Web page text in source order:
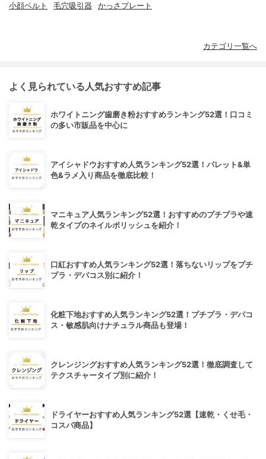
小顔ベルト 毛穴吸引器 かっさプレート
カテゴリ一覧へ
よく見られている人気おすすめ記事
ホワイトニング歯磨き粉おすすめランキング52選！口コミ
の多い市販品を中心に
アイシャドウおすすめ人気ランキング52選！パレット&単
色&ラメ入り商品を徹底比較！
マニキュア人気ランキング52選！おすすめのプチプラや速
乾タイプのネイルポリッシュを紹介！
口紅おすすめ人気ランキング52選！落ちないリップをプチ
プラ・デパコス別に紹介！
化粧下地おすすめ人気ランキング52選！プチプラ・デパコ
ス・敏感肌向けナチュラル商品も登場！
クレンジングおすすめ人気ランキング52選！徹底調査して
テクスチャータイプ別に紹介！
ドライヤーおすすめ人気ランキング52選【速乾・くせ毛・
コスパ商品】